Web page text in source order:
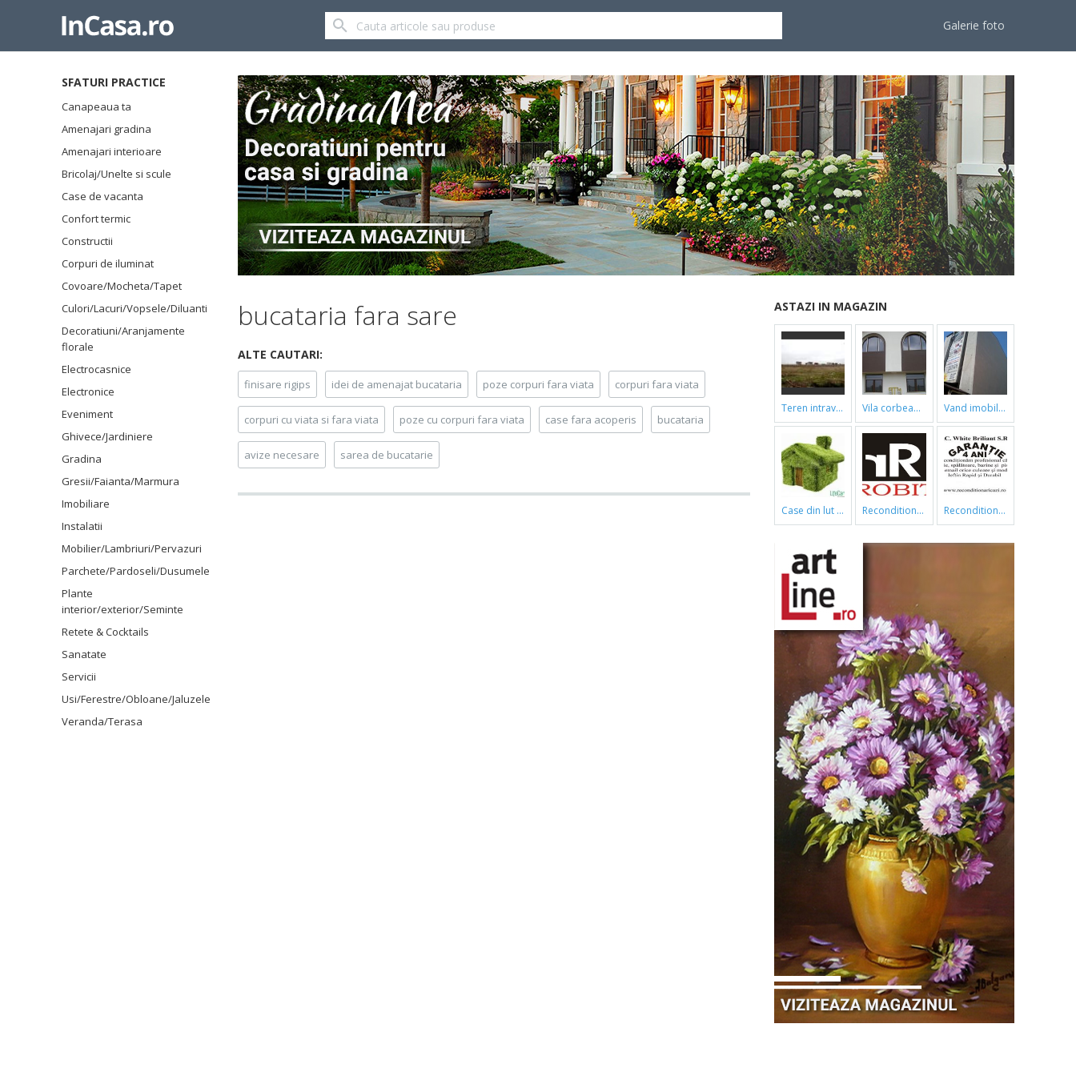
Galerie foto
SFATURI PRACTICE
Canapeaua ta
Amenajari gradina
Amenajari interioare
Bricolaj/Unelte si scule
Case de vacanta
Confort termic
Constructii
Corpuri de iluminat
Covoare/Mocheta/Tapet
Culori/Lacuri/Vopsele/Diluanti
Decoratiuni/Aranjamente
florale
Electrocasnice
Electronice
Eveniment
Ghivece/Jardiniere
Gradina
Gresii/Faianta/Marmura
Imobiliare
Instalatii
Mobilier/Lambriuri/Pervazuri
Parchete/Pardoseli/Dusumele
Plante
interior/exterior/Seminte
Retete & Cocktails
Sanatate
Servicii
Usi/Ferestre/Obloane/Jaluzele
Veranda/Terasa
bucataria fara sare
ALTE CAUTARI:
finisare rigips idei de amenajat bucataria poze corpuri fara viata corpuri fara viata
corpuri cu viata si fara viata poze cu corpuri fara viata case fara acoperis bucataria
avize necesare sarea de bucatarie
ASTAZI IN MAGAZIN
teren intravilan vila corbeanca vand imobil ,790m,piata gorjului,pret negociabil
case din lut si paie reconditionari cazi de baie reconditionari cazi de baie